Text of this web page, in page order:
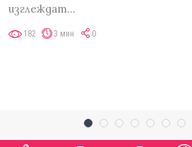
изглеждат…
182 3 мин 0